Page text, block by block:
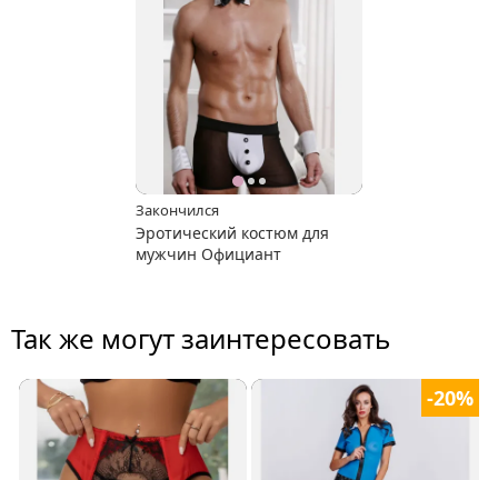
Закончился
Эротический костюм для
мужчин Официант
Так же могут заинтересовать
-20%